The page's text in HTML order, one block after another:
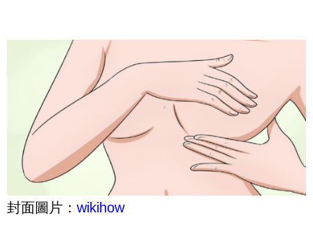
封面圖片： wikihow